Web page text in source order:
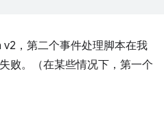
，第二个事件处理脚本在我
败。（在某些情况下，第一个